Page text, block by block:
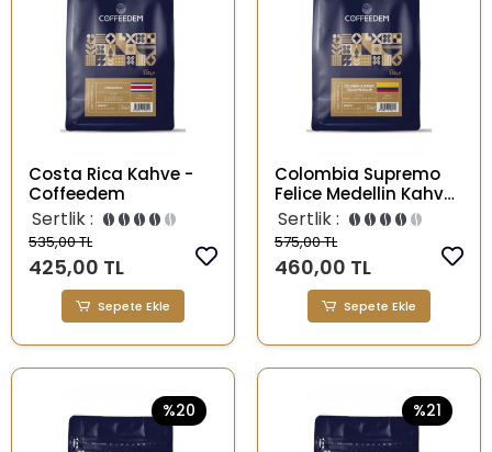
Costa Rica Kahve -
Coffeedem
Sertlik :
535,00 TL
425,00 TL
Sepete Ekle
Colombia Supremo
Felice Medellin Kahve
- Coffeedem
Sertlik :
575,00 TL
460,00 TL
Sepete Ekle
%20 %21